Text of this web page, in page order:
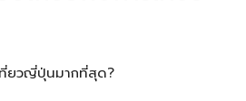
ที่ยวญี่ปุ่นมากที่สุด?